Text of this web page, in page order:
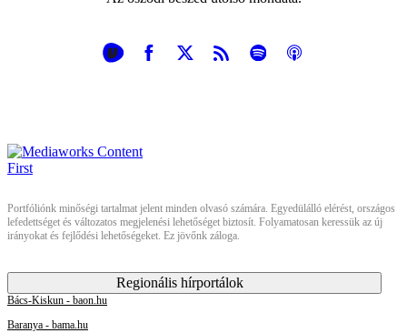
Portfóliónk minőségi tartalmat jelent minden olvasó számára. Egyedülálló elérést, országos
lefedettséget és változatos megjelenési lehetőséget biztosít. Folyamatosan keressük az új
irányokat és fejlődési lehetőségeket. Ez jövőnk záloga.
Regionális hírportálok
Bács-Kiskun - baon.hu
Baranya - bama.hu